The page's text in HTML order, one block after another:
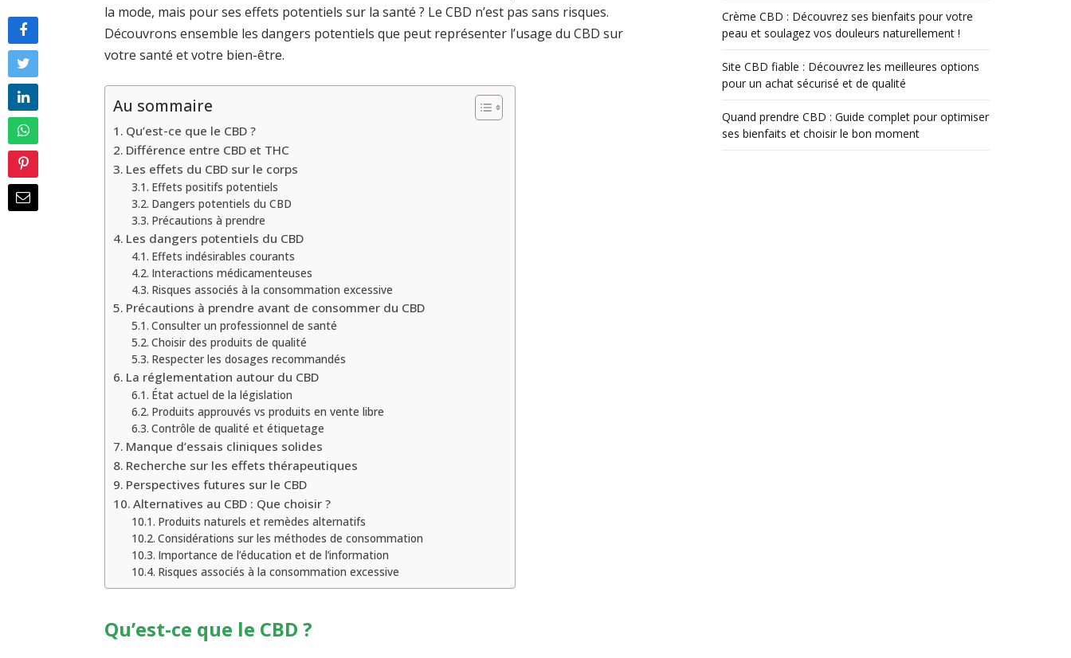
la mode, mais pour ses effets potentiels sur la santé ? Le CBD n’est pas sans risques.
Découvrons ensemble les dangers potentiels que peut représenter l’usage du CBD sur
votre santé et votre bien-être.
Au sommaire
Qu’est-ce que le CBD ?
Différence entre CBD et THC
Les effets du CBD sur le corps
Effets positifs potentiels
Dangers potentiels du CBD
Précautions à prendre
Les dangers potentiels du CBD
Effets indésirables courants
Interactions médicamenteuses
Risques associés à la consommation excessive
Précautions à prendre avant de consommer du CBD
Consulter un professionnel de santé
Choisir des produits de qualité
Respecter les dosages recommandés
La réglementation autour du CBD
État actuel de la législation
Produits approuvés vs produits en vente libre
Contrôle de qualité et étiquetage
Manque d’essais cliniques solides
Recherche sur les effets thérapeutiques
Perspectives futures sur le CBD
Alternatives au CBD : Que choisir ?
Produits naturels et remèdes alternatifs
Considérations sur les méthodes de consommation
Importance de l’éducation et de l’information
Risques associés à la consommation excessive
Qu’est-ce que le CBD ?
Crème CBD : Découvrez ses bienfaits pour votre
peau et soulagez vos douleurs naturellement !
Site CBD fiable : Découvrez les meilleures options
pour un achat sécurisé et de qualité
Quand prendre CBD : Guide complet pour optimiser
ses bienfaits et choisir le bon moment